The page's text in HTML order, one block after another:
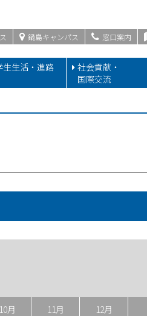
鍋島キャンパス 窓口案内
生生活・進路
社会貢献・
国際交流
10月 11月 12月